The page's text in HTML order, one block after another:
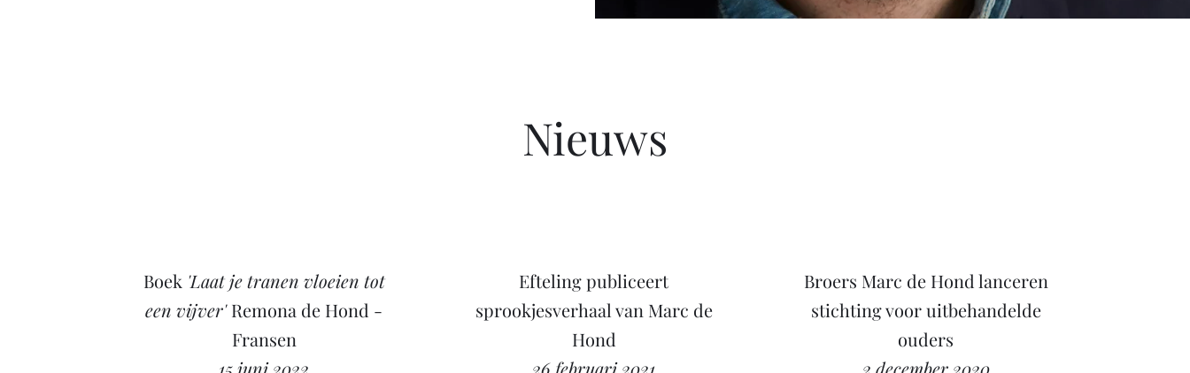
Nieuws
Boek 'Laat je tranen vloeien tot
een vijver'Remona de Hond -
Fransen
15 juni 2022
Efteling publiceert
sprookjesverhaal van Marc de
Hond
26 februari 2021
Broers Marc de Hond lanceren
stichting voor uitbehandelde
ouders
2 december 2020